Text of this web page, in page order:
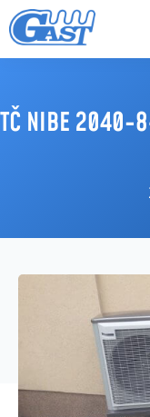
TČ NIBE 2040-